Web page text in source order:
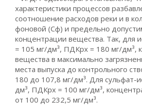
характеристики процессов
соотношение расходов реки и в
фоновой (Cф) и предельно
концентрации вещества. Так, для
= 105 мг/дм³, ПДКрх = 180 мг/дм³,
вещества в максимально
места выпуска до контрольного
180 до 107,8 мг/дм³. Для сульфат-
дм³, ПДКрх = 100 мг/дм³,
от 100 до 232,5 мг/дм³.